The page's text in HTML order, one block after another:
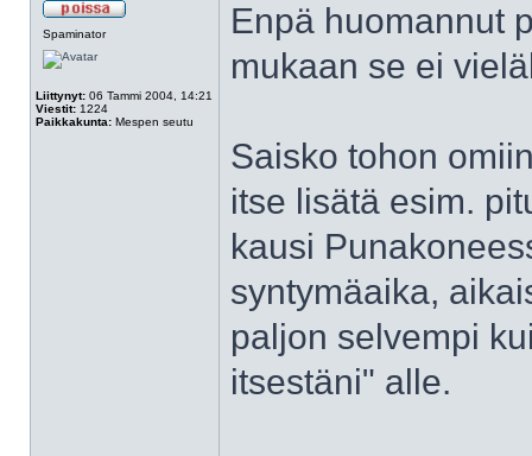
Spaminator
Liittynyt: 06 Tammi 2004, 14:21
Viestit: 1224
Paikkakunta: Mespen seutu
Enpä huomannut
mukaan se ei
Saisko tohon
itse lisätä esim.
kausi
syntymäaika,
paljon selvempi
itsestäni" alle.